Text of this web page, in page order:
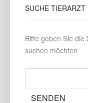
SUCHE TIERARZT
Bitte geben Sie die
suchen möchten